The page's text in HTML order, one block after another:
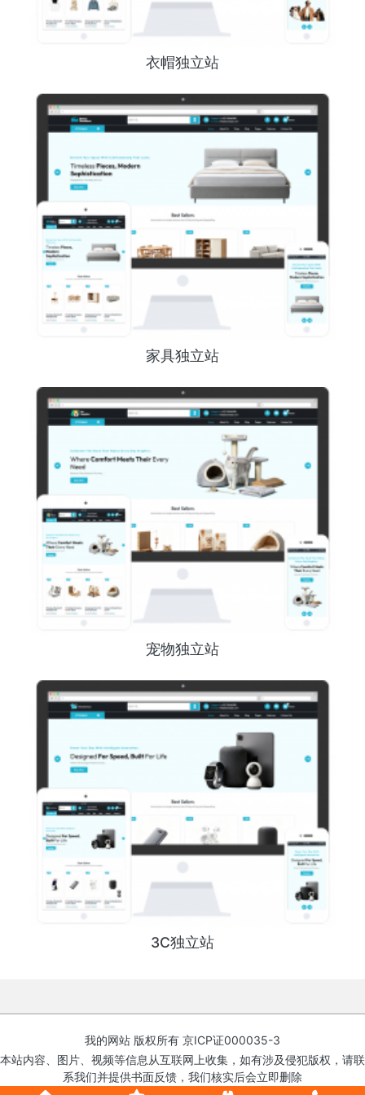
衣帽独立站
家具独立站
宠物独立站
3C独立站
我的网站 版权所有 京ICP证000035-3
本站内容、图片、视频等信息从互联网上收集，如有涉及侵犯版权，请联
系我们并提供书面反馈，我们核实后会立即删除